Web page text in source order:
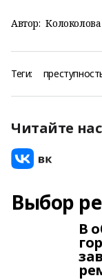
Автор:
Теги:
Читайте нас
Выбор
В